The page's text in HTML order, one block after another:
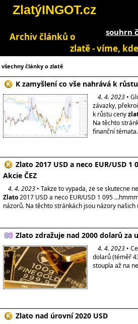
ZlatýINGOT.cz
souhrn
Archiv článků o
zlatě - víme,
všechny články o zlatě
K zamyšlení co vše nahrává k
4. 4. 2023 •
závazky,
k růstu ceny
Na těchto
finanční témata.
Zlato 2017 USD a neco EUR/USD
Akcie ČEZ
4. 4. 2023 • Takze to vypada, ze se skutecne
Zlato2017 USD a neco EUR/USD 1 095
názorů. Na těchto stránkách jsou názory
Zlato zdražuje nad 2000 dolarů za
4. 4. 2023 •
dolarů (téměř
stoupla až na
Zlato nad úrovní 2020 USD